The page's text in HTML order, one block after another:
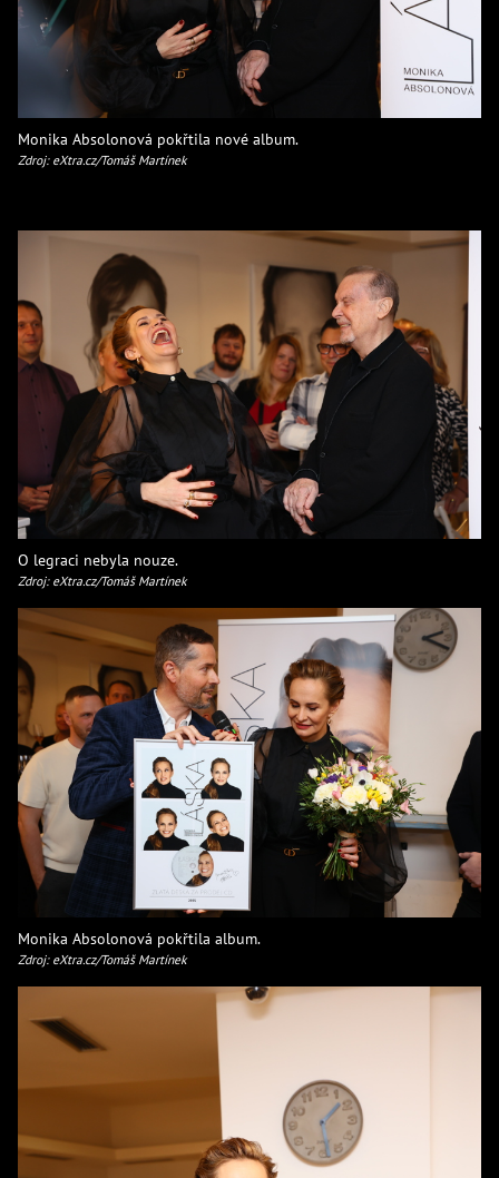
Monika Absolonová pokřtila nové album.
Zdroj: eXtra.cz/Tomáš Martínek
O legraci nebyla nouze.
Zdroj: eXtra.cz/Tomáš Martínek
Monika Absolonová pokřtila album.
Zdroj: eXtra.cz/Tomáš Martínek